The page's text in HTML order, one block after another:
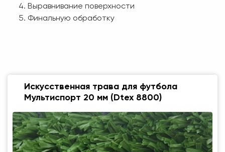
Выравнивание поверхности
Финальную обработку
Искусственная трава для футбола
Мультиспорт 20 мм (Dtex 8800)